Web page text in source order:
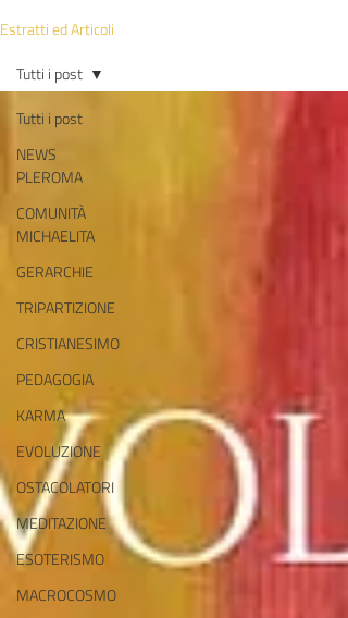
Estratti ed Articoli
Tutti i post
NEWS
PLEROMA
COMUNITÀ
MICHAELITA
GERARCHIE
TRIPARTIZIONE
CRISTIANESIMO
PEDAGOGIA
KARMA
EVOLUZIONE
OSTACOLATORI
MEDITAZIONE
ESOTERISMO
MACROCOSMO
Tutti i post